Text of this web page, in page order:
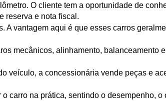
O cliente tem a oportunidade de
reserva e nota fiscal.
vantagem aqui é que esses carros
mecânicos, alinhamento, balanceamento
veículo, a concessionária vende peças e
carro na prática, sentindo o desempenho,